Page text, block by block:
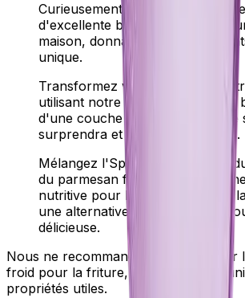
Curieusement, cette vinaigrette
d'excellente base aromatisée
maison, donnant à vos
unique.
Transformez votre sauce pesto
utilisant notre vinaigrette comme
d'une couche supplémentaire de
surprendra et ravira vos papilles.
Mélangez l'Spice Infusion avec
du parmesan frais pour créer
nutritive pour la salade 'César'
une alternative plus saine mais
délicieuse.
Nous ne recommandons pas d'utiliser
froid pour la friture, car la chaleur
propriétés utiles.